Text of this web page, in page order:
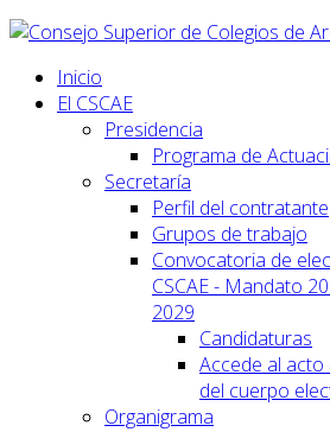
Inicio
El CSCAE
Presidencia
Programa de
Secretaría
Perfil del contratante
Grupos de trabajo
Convocatoria de
CSCAE - Mandato
2029
Candidaturas
Accede al
del cuerpo
Organigrama